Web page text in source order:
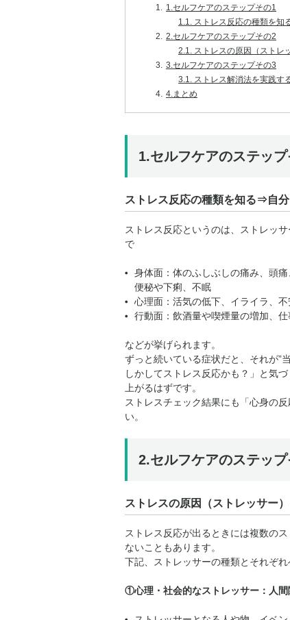
1. 1.セルフケアのステップその1
1.1. ストレス反応の種類を知
2. 2.セルフケアのステップその2
2.1. ストレスの原因（ストレ
3. 3.セルフケアのステップその3
3.1. ストレス解消法を実践す
4. 4.まとめ
1.セルフケアのステッ
ストレス反応の種類を知る⇒自
ストレス反応というのは、ストレッ
で
身体面：体のふしぶしの痛み、頭
便秘や下痢、不眠
心理面：活気の低下、イライラ、
行動面：飲酒量や喫煙量の増加、
などが挙げられます。
ずっと続いている症状だと、それが”
しかしてストレス反応かも？」と気
上がるはずです。
ストレスチェック結果にも「心身の
い。
2.セルフケアのステッ
ストレスの原因（ストレッサー
ストレス反応が出るときには複数の
ないこともあります。
下記、ストレッサーの種類とそれぞ
①心理・社会的なストレッサー：人